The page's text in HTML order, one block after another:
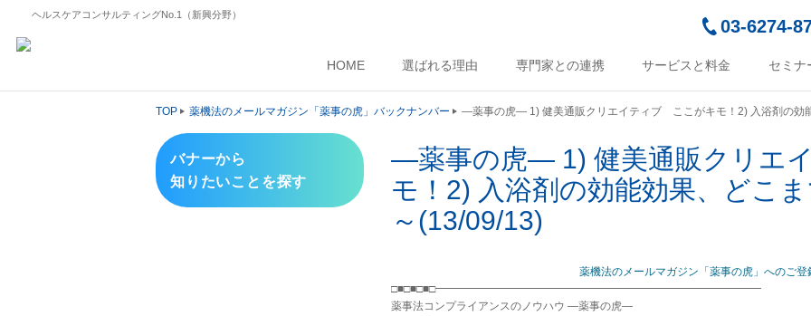
ヘルスケアコンサルティングNo.1（新興分野）
03-6274-
HOME 選ばれる理由 専門家との連携 サービスと料金 セミナ
TOP 薬機法のメールマガジン「薬事の虎」バックナンバー ―薬事の虎― 1) 健美通販クリエイティブ ここがキモ！2) 入浴剤の効
―薬事の虎― 1) 健美通販クリエ
モ！2) 入浴剤の効能効果、どこ
～(13/09/13)
薬機法のメールマガジン「薬事の虎」へのご登
□■□■□■□━━━━━━━━━━━━━━━━━━━━━━━━━━━━━━
薬事法コンプライアンスのノウハウ ―薬事の虎―
バナーから
知りたいことを探す